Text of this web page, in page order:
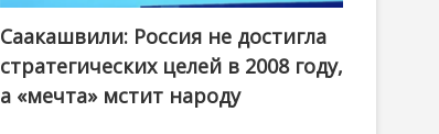
Саакашвили: Россия не достигла
стратегических целей в 2008 году,
а «мечта» мстит народу